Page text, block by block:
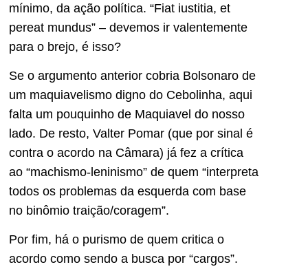
mínimo, da ação política. “Fiat iustitia, et
pereat mundus” – devemos ir valentemente
para o brejo, é isso?
Se o argumento anterior cobria Bolsonaro de
um maquiavelismo digno do Cebolinha, aqui
falta um pouquinho de Maquiavel do nosso
lado. De resto, Valter Pomar (que por sinal é
contra o acordo na Câmara) já fez a crítica
ao “machismo-leninismo” de quem “interpreta
todos os problemas da esquerda com base
no binômio traição/coragem”.
Por fim, há o purismo de quem critica o
acordo como sendo a busca por “cargos”.